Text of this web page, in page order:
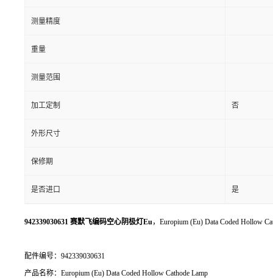
测量精度
重量
测量范围
加工定制 否
外形尺寸
保修期
是否进口 是
942339030631 赛默飞编码空心阴极灯Eu，Europium (Eu) Data Coded Hollow
配件编号：942339030631
产品名称：Europium (Eu) Data Coded Hollow Cathode Lamp